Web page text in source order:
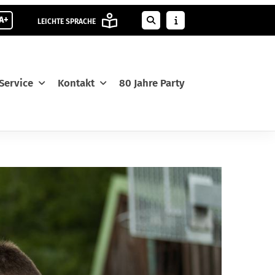
LEICHTE SPRACHE
Kontakt 80 Jahre Party